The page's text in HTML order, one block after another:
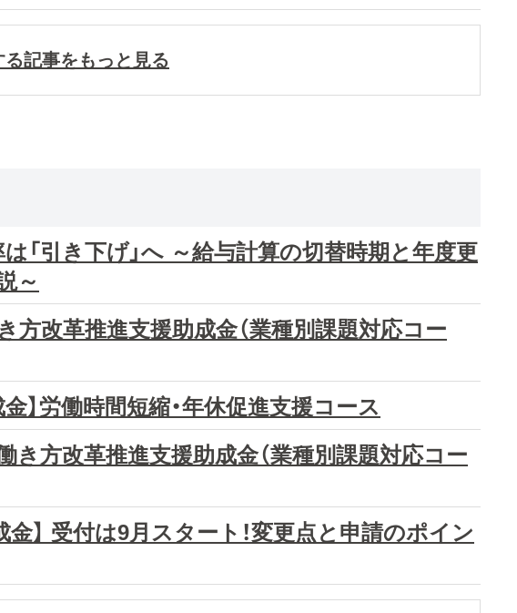
記事をもっと見る
「引き下げ」へ ～給与計算の切替時期と年度更
～
方改革推進支援助成金（業種別課題対応コー
】労働時間短縮・年休促進支援コース
き方改革推進支援助成金（業種別課題対応コー
金】 受付は9月スタート！変更点と申請のポイン